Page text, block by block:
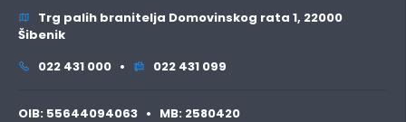
Trg palih branitelja Domovinskog rata 1, 22000
Šibenik
022 431 000 •
022 431 099
OIB: 55644094063 • MB: 2580420